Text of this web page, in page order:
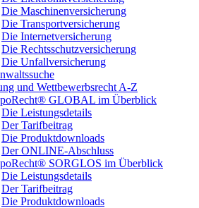
Die Maschinenversicherung
Die Transportversicherung
Die Internetversicherung
Die Rechtsschutzversicherung
Die Unfallversicherung
und Wettbewerbsrecht A-Z
GLOBAL im Überblick
Die Leistungsdetails
Der Tarifbeitrag
Die Produktdownloads
Der ONLINE-Abschluss
SORGLOS im Überblick
Die Leistungsdetails
Der Tarifbeitrag
Die Produktdownloads